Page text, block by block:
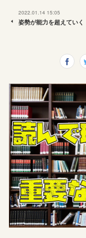
2022.01.14 15:05
姿勢が能力を超えていく